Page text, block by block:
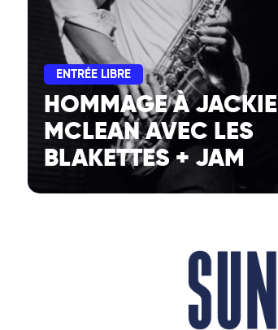
ENTRÉE LIBRE
HOMMAGE À JACKIE
MCLEAN AVEC LES
BLAKETTES + JAM